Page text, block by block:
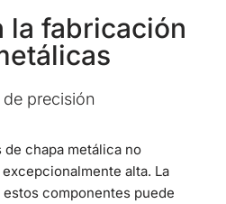
la fabricación
precisión
de chapa metálica no
alta. La
componentes puede